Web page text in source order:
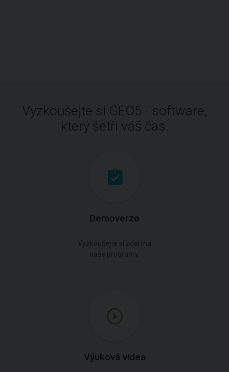
Vyzkoušejte si GEO5 - software,
který šetří váš čas.
Demoverze
Výuková videa